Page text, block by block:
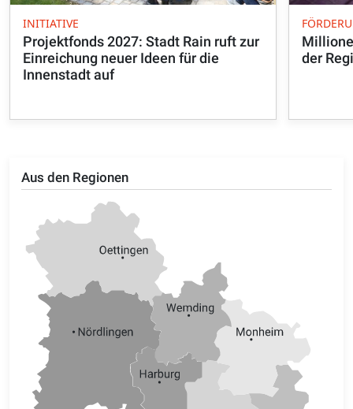
Aus den Regionen
INITIATIVE
Projektfonds 2027: Stadt Rain ruft zur
Einreichung neuer Ideen für die
Innenstadt auf
der